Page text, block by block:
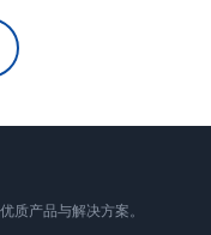
质产品与解决方案。